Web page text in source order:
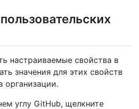
настраиваемые свойства в
значения для этих свойств
организации.
углу GitHub, щелкните